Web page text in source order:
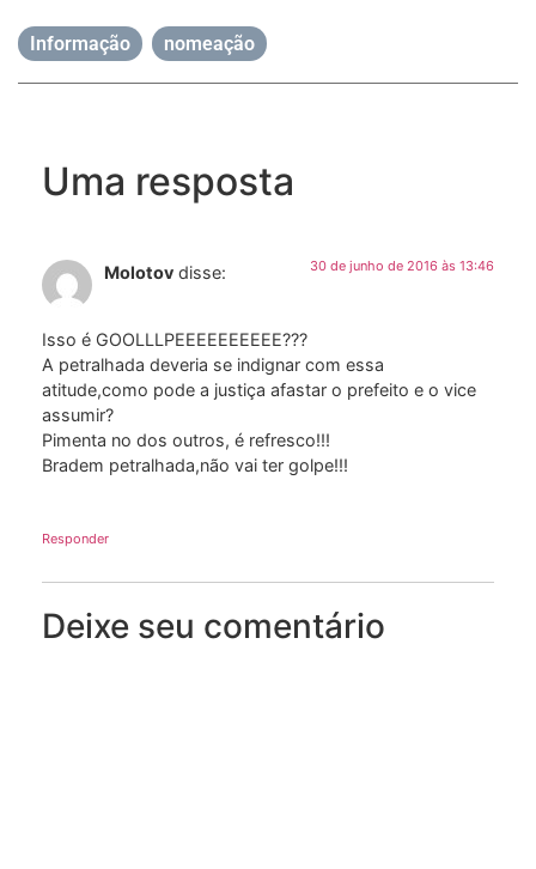
Informação nomeação
Uma resposta
Molotov disse: 30 de junho de 2016 às 13:46
Isso é GOOLLLPEEEEEEEEEE???
A petralhada deveria se indignar com essa
atitude,como pode a justiça afastar o prefeito e o vice
assumir?
Pimenta no dos outros, é refresco!!!
Bradem petralhada,não vai ter golpe!!!
Responder
Deixe seu comentário